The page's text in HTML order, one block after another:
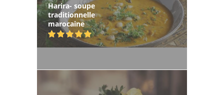
Harira- soupe
traditionnelle
marocaine